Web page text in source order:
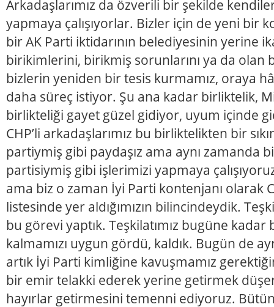
Arkadaşlarımız da özverili bir şekilde
yapmaya çalışıyorlar. Bizler için de yeni bir
bir AK Parti iktidarının belediyesinin yerine
birikimlerini, birikmiş sorunlarını ya da olan
bizlerin yeniden bir tesis kurmamız, oraya
daha süreç istiyor. Şu ana kadar birliktelik,
birlikteliği gayet güzel gidiyor, uyum içinde
CHP’li arkadaşlarımız bu birliktelikten bir
partiymiş gibi paydaşız ama aynı zamanda
partisiymiş gibi işlerimizi yapmaya
ama biz o zaman İyi Parti kontenjanı olarak
listesinde yer aldığımızın bilincindeydik.
bu görevi yaptık. Teşkilatımız bugüne
kalmamızı uygun gördü, kaldık. Bugün de
artık İyi Parti kimliğine kavuşmamız
bir emir telakki ederek yerine getirmek
hayırlar getirmesini temenni ediyoruz.